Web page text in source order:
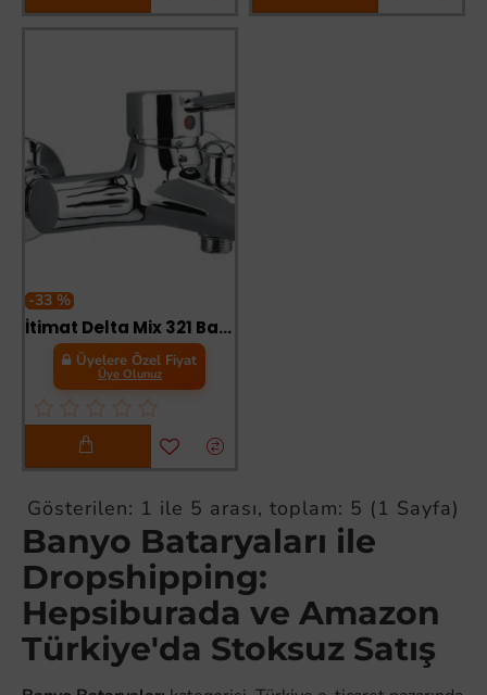
-33 %
İtimat Delta Mix 321 Banyo Bataryası
Üyelere Özel Fiyat
Üye Olunuz
Gösterilen: 1 ile 5 arası, toplam: 5 (1 Sayfa)
Banyo Bataryaları ile
Dropshipping:
Hepsiburada ve Amazon
Türkiye'da Stoksuz Satış